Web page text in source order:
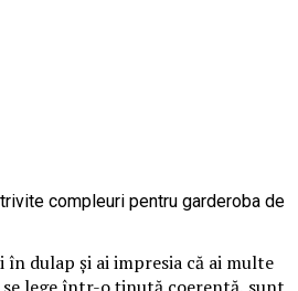
dulap și ai impresia că ai multe